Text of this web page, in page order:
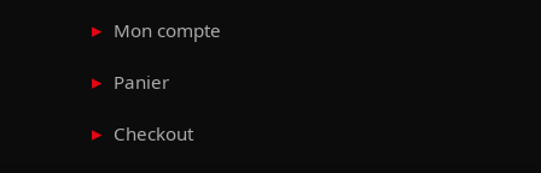
Mon compte
Panier
Checkout